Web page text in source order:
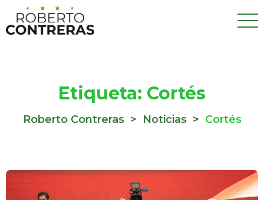
Etiqueta: Cortés
Roberto Contreras > Noticias > Cortés